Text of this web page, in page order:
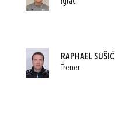
RAPHAEL SUŠIĆ
Trener